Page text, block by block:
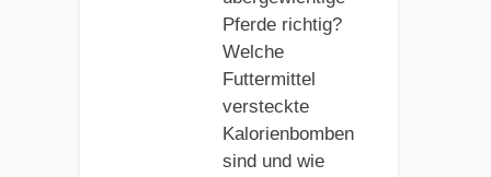
Pferde richtig?
Welche
Futtermittel
versteckte
Kalorienbomben
sind und wie